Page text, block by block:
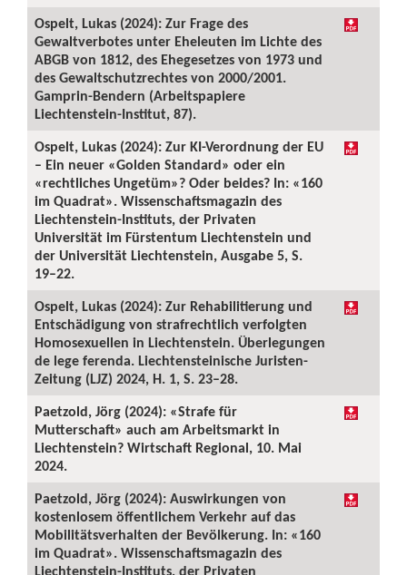
Ospelt, Lukas (2024): Zur Frage des
Gewaltverbotes unter Eheleuten im Lichte des
ABGB von 1812, des Ehegesetzes von 1973 und
des Gewaltschutzrechtes von 2000/2001.
Gamprin-Bendern (Arbeitspapiere
Liechtenstein-Institut, 87).
Ospelt, Lukas (2024): Zur KI-Verordnung der EU
– Ein neuer «Golden Standard» oder ein
«rechtliches Ungetüm»? Oder beides? In: «160
im Quadrat». Wissenschaftsmagazin des
Liechtenstein-Instituts, der Privaten
Universität im Fürstentum Liechtenstein und
der Universität Liechtenstein, Ausgabe 5, S.
19–22.
Ospelt, Lukas (2024): Zur Rehabilitierung und
Entschädigung von strafrechtlich verfolgten
Homosexuellen in Liechtenstein. Überlegungen
de lege ferenda. Liechtensteinische Juristen-
Zeitung (LJZ) 2024, H. 1, S. 23–28.
Paetzold, Jörg (2024): «Strafe für
Mutterschaft» auch am Arbeitsmarkt in
Liechtenstein? Wirtschaft Regional, 10. Mai
2024.
Paetzold, Jörg (2024): Auswirkungen von
kostenlosem öffentlichem Verkehr auf das
Mobilitätsverhalten der Bevölkerung. In: «160
im Quadrat». Wissenschaftsmagazin des
Liechtenstein-Instituts, der Privaten